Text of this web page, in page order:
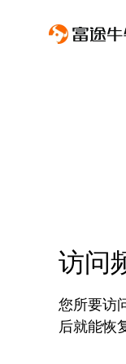
访问
您所要访
后就能恢